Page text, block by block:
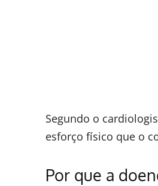
Segundo o
esforço físico que o
Por que a